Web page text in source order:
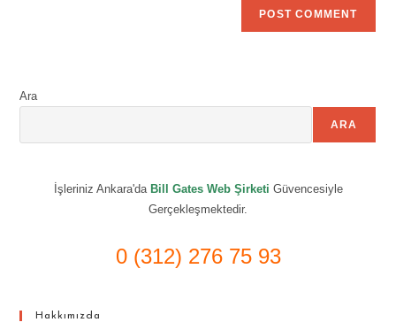
Ara
ARA
İşleriniz Ankara'da Bill Gates Web Şirketi Güvencesiyle
Gerçekleşmektedir.
0 (312) 276 75 93
Hakkımızda